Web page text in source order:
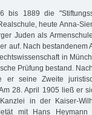
bis 1889 die
heute Anna-
Juden als
auf. Nach bestandenem
in
Prüfung bestand.
er seine Zweite
28. April 1905 ließ er
in der Kaiser-
mit Hans Heymann